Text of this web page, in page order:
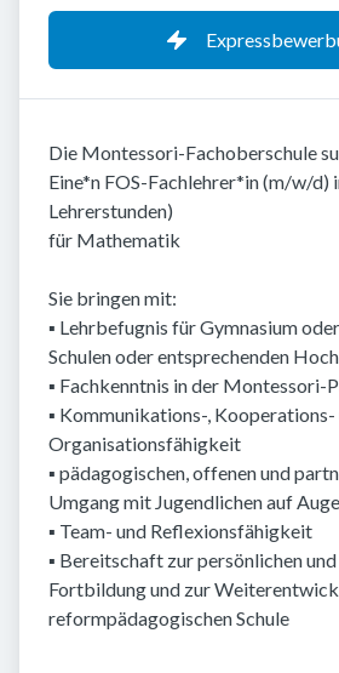
Die Montessori-Fachoberschule
Eine*n FOS-Fachlehrer*in (m/w/d)
Lehrerstunden)
für Mathematik
Sie bringen mit:
▪ Lehrbefugnis für Gymnasium
Schulen oder entsprechenden
▪ Fachkenntnis in der Montessori-
▪ Kommunikations-, Kooperations-
Organisationsfähigkeit
▪ pädagogischen, offenen und
Umgang mit Jugendlichen auf
▪ Team- und Reflexionsfähigkeit
▪ Bereitschaft zur persönlichen
Fortbildung und zur
reformpädagogischen Schule